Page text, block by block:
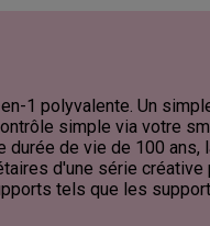
1 polyvalente. Un
simple via votre
de vie de 100
d'une série
tels que les